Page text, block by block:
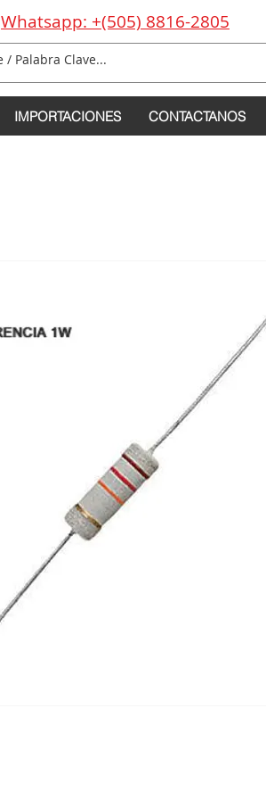
Whatsapp: +(505) 8816-2805
IMPORTACIONES CONTACTANOS